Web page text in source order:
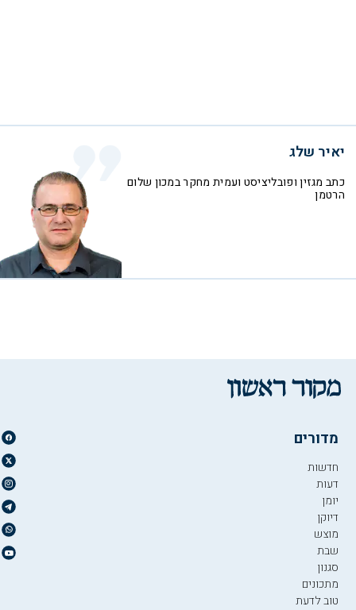
יאיר שלג
כתב מגזין ופובליציסט ועמית מחקר במכון שלום
הרטמן
מדורים
חדשות
דעות
יומן
דיוקן
מוצש
שבת
סגנון
מתכונים
טוב לדעת